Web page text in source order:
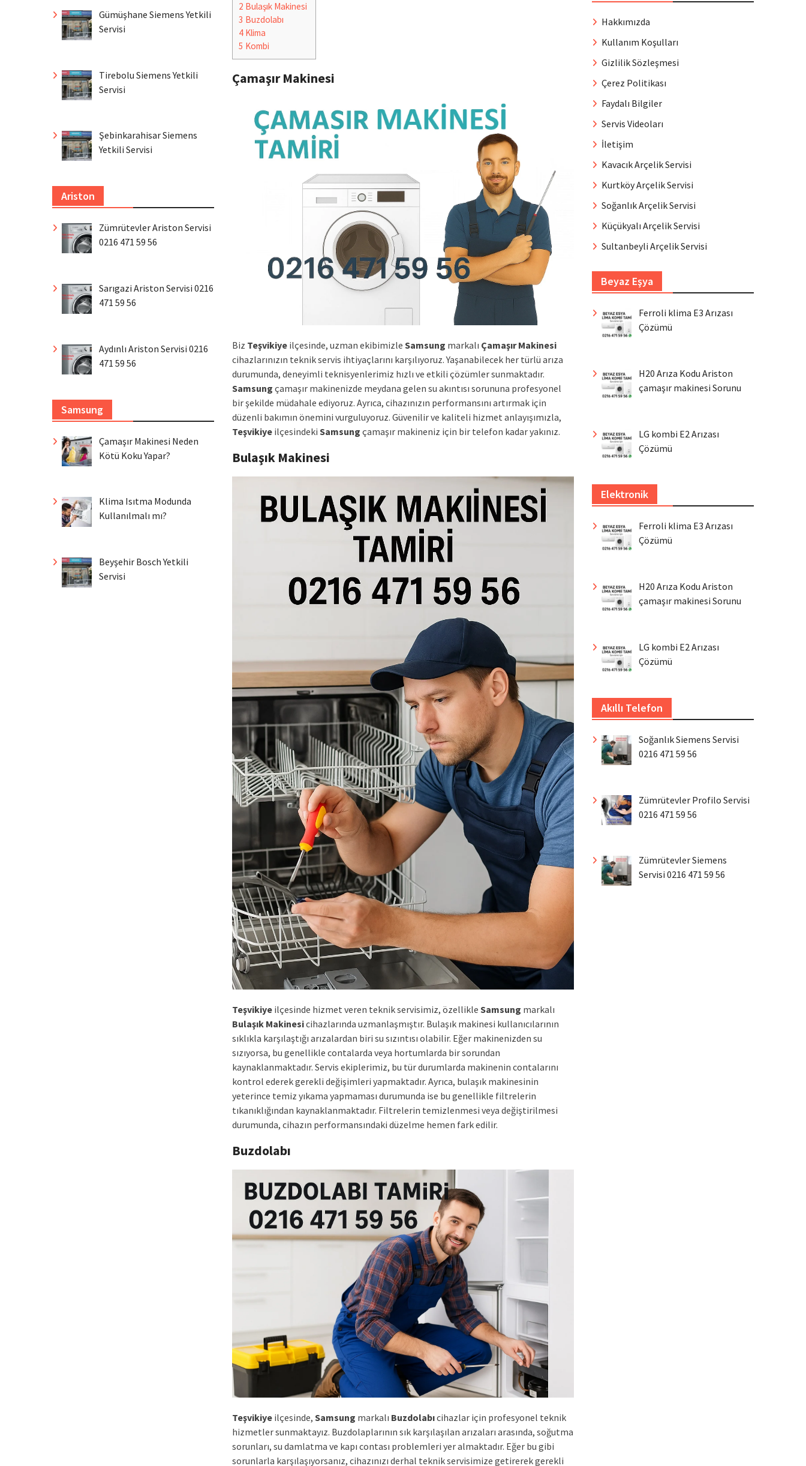
2 Bulaşık Makinesi
3 Buzdolabı
4 Klima
5 Kombi
Çamaşır Makinesi
Biz Teşvikiye ilçesinde, uzman ekibimizle Samsung markalı Çamaşır Makinesi
cihazlarınızın teknik servis ihtiyaçlarını karşılıyoruz. Yaşanabilecek her türlü arıza
durumunda, deneyimli teknisyenlerimiz hızlı ve etkili çözümler sunmaktadır.
Samsung çamaşır makinenizde meydana gelen su akıntısı sorununa profesyonel
bir şekilde müdahale ediyoruz. Ayrıca, cihazınızın performansını artırmak için
düzenli bakımın önemini vurguluyoruz. Güvenilir ve kaliteli hizmet anlayışımızla,
Teşvikiye ilçesindeki Samsung çamaşır makineniz için bir telefon kadar yakınız.
Bulaşık Makinesi
Teşvikiye ilçesinde hizmet veren teknik servisimiz, özellikle Samsung markalı
Bulaşık Makinesicihazlarında uzmanlaşmıştır. Bulaşık makinesi kullanıcılarının
sıklıkla karşılaştığı arızalardan biri su sızıntısı olabilir. Eğer makinenizden su
sızıyorsa, bu genellikle contalarda veya hortumlarda bir sorundan
kaynaklanmaktadır. Servis ekiplerimiz, bu tür durumlarda makinenin contalarını
kontrol ederek gerekli değişimleri yapmaktadır. Ayrıca, bulaşık makinesinin
yeterince temiz yıkama yapmaması durumunda ise bu genellikle filtrelerin
tıkanıklığından kaynaklanmaktadır. Filtrelerin temizlenmesi veya değiştirilmesi
durumunda, cihazın performansındaki düzelme hemen fark edilir.
Buzdolabı
Teşvikiye ilçesinde, Samsung markalı Buzdolabıcihazlar için profesyonel teknik
hizmetler sunmaktayız. Buzdolaplarının sık karşılaşılan arızaları arasında, soğutma
sorunları, su damlatma ve kapı contası problemleri yer almaktadır. Eğer bu gibi
sorunlarla karşılaşıyorsanız, cihazınızı derhal teknik servisimize getirerek gerekli
Hakkımızda
Kullanım Koşulları
Gizlilik Sözleşmesi
Çerez Politikası
Faydalı Bilgiler
Servis Videoları
İletişim
Kavacık Arçelik Servisi
Kurtköy Arçelik Servisi
Soğanlık Arçelik Servisi
Küçükyalı Arçelik Servisi
Sultanbeyli Arçelik Servisi
Beyaz Eşya
Ferroli klima E3 Arızası
Çözümü
H20 Arıza Kodu Ariston
çamaşır makinesi Sorunu
LG kombi E2 Arızası
Çözümü
Elektronik
Ferroli klima E3 Arızası
Çözümü
H20 Arıza Kodu Ariston
çamaşır makinesi Sorunu
LG kombi E2 Arızası
Çözümü
Akıllı Telefon
Soğanlık Siemens Servisi
0216 471 59 56
Zümrütevler Profilo Servisi
0216 471 59 56
Zümrütevler Siemens
Servisi 0216 471 59 56
Gümüşhane Siemens Yetkili
Servisi
Tirebolu Siemens Yetkili
Servisi
Şebinkarahisar Siemens
Yetkili Servisi
Ariston
Zümrütevler Ariston Servisi
0216 471 59 56
Sarıgazi Ariston Servisi 0216
471 59 56
Aydınlı Ariston Servisi 0216
471 59 56
Samsung
Çamaşır Makinesi Neden
Kötü Koku Yapar?
Klima Isıtma Modunda
Kullanılmalı mı?
Beyşehir Bosch Yetkili
Servisi